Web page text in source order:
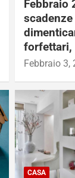
Febbraio
forfettari,
Febbraio 3,
CASA